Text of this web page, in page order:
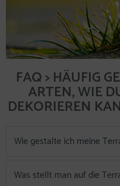
FAQ > HÄUFIG
ARTEN, WIE
DEKORIEREN
Wie gestalte ich meine
Was stellt man auf die